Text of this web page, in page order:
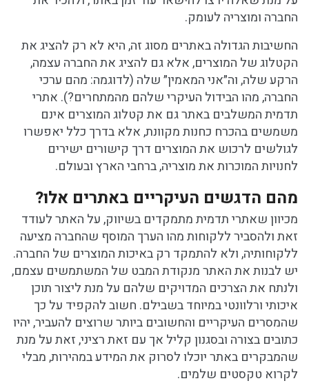
החברה ומוצריה לעומק.
החשיבות הגדולה באתרים מסוג זה, היא לא רק להציג את
הקטלוג של המוצרים, אלא גם להציג את החברה עצמה,
הרקע שלה, וה״אני המאמין״ שלה (לדוגמה: מהם ערכי
החברה, מהו הבידול העיקרי שלהם מהמתחרים?). אתרי
תדמית המשלבים באתר גם את קטלוג המוצרים אינם
משמשים בהכרח כחנות מקוונת, אלא בדרך כלל יאפשרו
לגולשים לרכוש את המוצרים דרך קישורים ישירים
לחנויות המוכרות את מוצריה, ברחבי הארץ ובעולם.
מהם הדגשים העיקריים באתרים אלו?
מכיוון שאתרי תדמית מתמקדים בשיווק, על האתר לעודד
זאת ולהסביר ללקוחות מהו הערך המוסף שהחברה מציעה
ללקוחותיה, ולא להתמקד רק באיכות המוצרים של החברה.
יש לבנות את האתר מנקודת המבט של המשתמשים עצמם,
ולנתח את הצרכים המדויקים שלהם על מנת ליצור תוכן
איכותי ורלוונטי במיוחד בשבילם. חשוב להקפיד על כך
שהמסרים העיקריים והחשובים ביותר שרוצים להעביר, יהיו
כתובים בצורה ובסגנון קליל אך עם זאת רציני, זאת על מנת
שהמבקרים באתר יוכלו לסרוק את המידע במהירות, מבלי
לקרוא טקסטים שלמים.